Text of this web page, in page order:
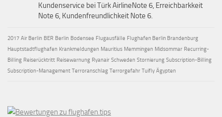
Kundenservice bei Türk AirlineNote 6, Erreichbarkkeit
Note 6, Kundenfreundlichkeit Note 6.
2017 Air Berlin BER Berlin Bodensee Flugausfälle Flughafen Berlin Brandenburg
Hauptstadtflughafen Krankmeldungen Mauritius Memmingen Midsommar Recurring-
Billing Reiserücktritt Reisewarnung Ryanair Schweden Stornierung Subscription-Billing
Subscription-Management Terroranschlag Terrorgefahr Tuifly Ägypten